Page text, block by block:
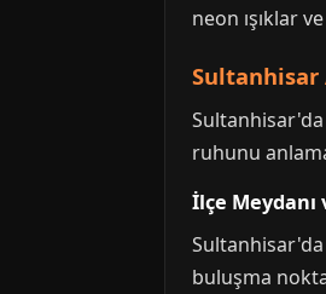
neon ışıklar
Sultanhisar
ruhunu
İlçe
buluşma